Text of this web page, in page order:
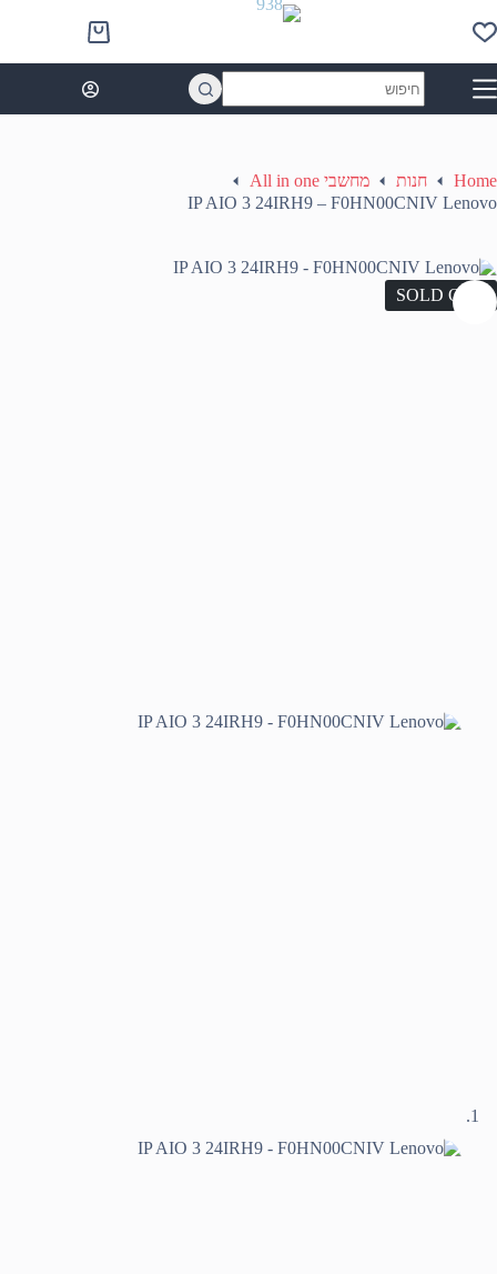
to
content
Shopping
cart
results
Home חנות
מחשבי All in one
IP AIO 3 24IRH9 – F0HN00CNIV Lenovo
SOLD OUT